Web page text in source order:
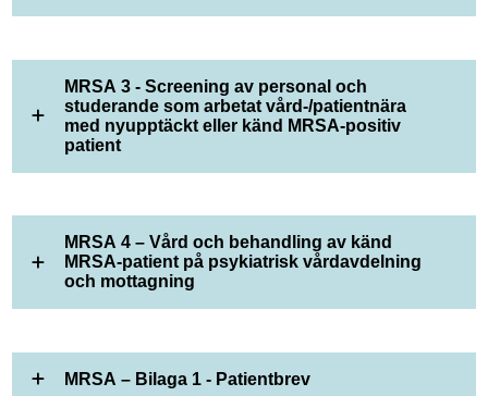
MRSA 3 - Screening av personal och
studerande som arbetat vård-/patientnära
med nyupptäckt eller känd MRSA-positiv
patient
MRSA 4 – Vård och behandling av känd
MRSA-patient på psykiatrisk vårdavdelning
och mottagning
MRSA – Bilaga 1 - Patientbrev